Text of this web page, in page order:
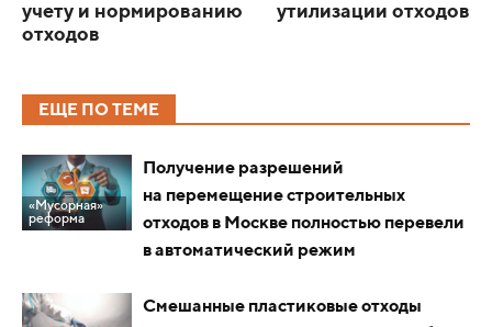
учету и нормированию
отходов
утилизации отходов
ЕЩЕ ПО ТЕМЕ
«Мусорная»
реформа
Получение разрешений
на перемещение строительных
отходов в Москве полностью перевели
в автоматический режим
Смешанные пластиковые отходы